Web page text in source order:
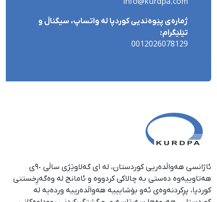
info@kurdpa.com
ژمارەی پێوەندیی کوردپا لە واتساپ، سیگناڵ و
تێلێگرام:
0012026078129
ئاژانسی هەواڵدەریی کوردستان، لە ١ی گەلاوێژی ساڵی ٩٠ی
هەتاوییەوە دەستی بە چالاکی کردووە و ئامانج لە وەگەڕخستنی
كوردپا، پڕكردنەوەی ئەو بۆشایییە هەواڵدەرییە وردەیە لە